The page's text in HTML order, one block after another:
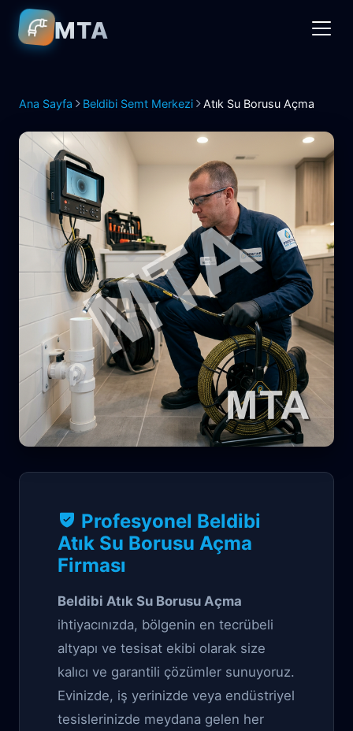
MTA
Ana Sayfa Beldibi Semt Merkezi Atık Su Borusu Açma
Beldibi Atık Su
Borusu Açma
Profesyonel Beldibi
Atık Su Borusu Açma
Firması
Beldibi Atık Su Borusu Açma
ihtiyacınızda, bölgenin en tecrübeli
altyapı ve tesisat ekibi olarak size
kalıcı ve garantili çözümler sunuyoruz.
Evinizde, iş yerinizde veya endüstriyel
tesislerinizde meydana gelen her